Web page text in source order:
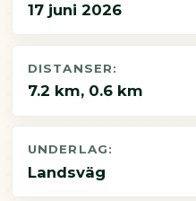
17 juni 2026
DISTANSER:
7.2 km, 0.6 km
UNDERLAG:
Landsväg